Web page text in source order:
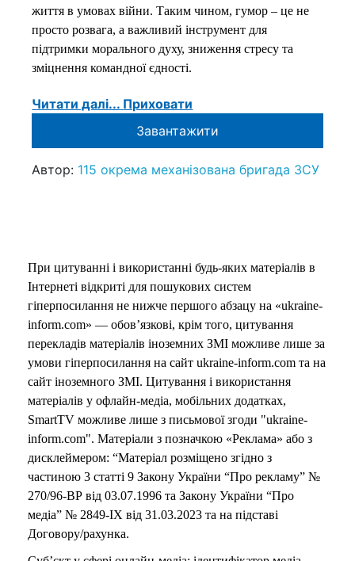
життя в умовах війни. Таким чином, гумор – це не
просто розвага, а важливий інструмент для
підтримки морального духу, зниження стресу та
зміцнення командної єдності.
Читати далі... Приховати
Завантажити
Автор: 115 окрема механізована бригада ЗСУ
При цитуванні і використанні будь-яких матеріалів в
Інтернеті відкриті для пошукових систем
гіперпосилання не нижче першого абзацу на «ukraine-
inform.com» — обов’язкові, крім того, цитування
перекладів матеріалів іноземних ЗМІ можливе лише за
умови гіперпосилання на сайт ukraine-inform.com та на
сайт іноземного ЗМІ. Цитування і використання
матеріалів у офлайн-медіа, мобільних додатках,
SmartTV можливе лише з письмової згоди "ukraine-
inform.com". Матеріали з позначкою «Реклама» або з
дисклеймером: “Матеріал розміщено згідно з
частиною 3 статті 9 Закону України “Про рекламу” №
270/96-ВР від 03.07.1996 та Закону України “Про
медіа” № 2849-IX від 31.03.2023 та на підставі
Договору/рахунка.